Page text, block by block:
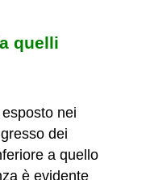
quelli
nei
dei
a quello
è evidente